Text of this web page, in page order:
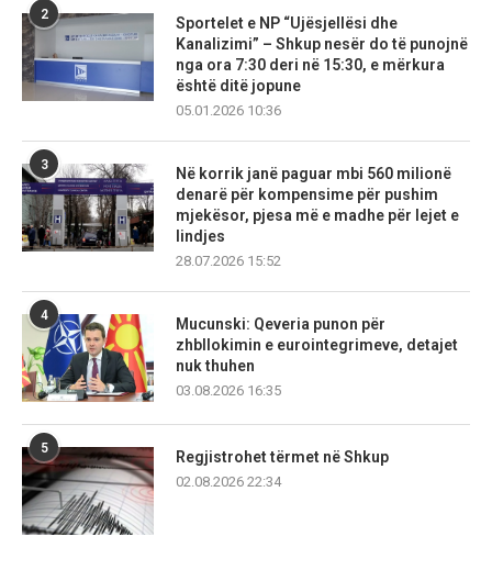
2
Sportelet e NP “Ujësjellësi dhe
Kanalizimi” – Shkup nesër do të punojnë
nga ora 7:30 deri në 15:30, e mërkura
është ditë jopune
05.01.2026 10:36
3
Në korrik janë paguar mbi 560 milionë
denarë për kompensime për pushim
mjekësor, pjesa më e madhe për lejet e
lindjes
28.07.2026 15:52
4
Mucunski: Qeveria punon për
zhbllokimin e eurointegrimeve, detajet
nuk thuhen
03.08.2026 16:35
5
Regjistrohet tërmet në Shkup
02.08.2026 22:34